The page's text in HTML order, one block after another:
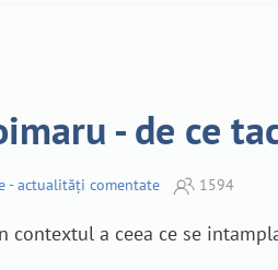
- de ce
- actualități comentate 1594
contextul a ceea ce se